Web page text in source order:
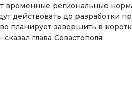
временные региональные
действовать до разработки
планирует завершить в
глава Севастополя.